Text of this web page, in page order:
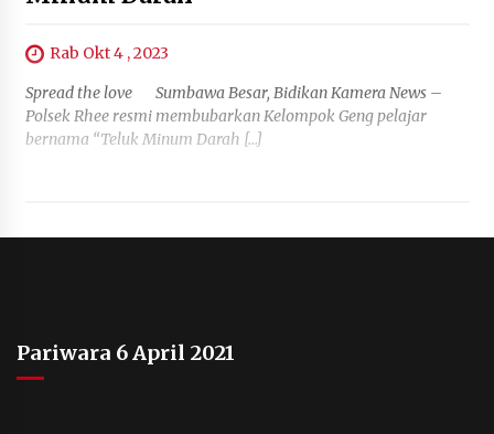
Rab Okt 4 , 2023
Spread the love Sumbawa Besar, Bidikan Kamera News –
Polsek Rhee resmi membubarkan Kelompok Geng pelajar
bernama “Teluk Minum Darah […]
Pariwara 6 April 2021